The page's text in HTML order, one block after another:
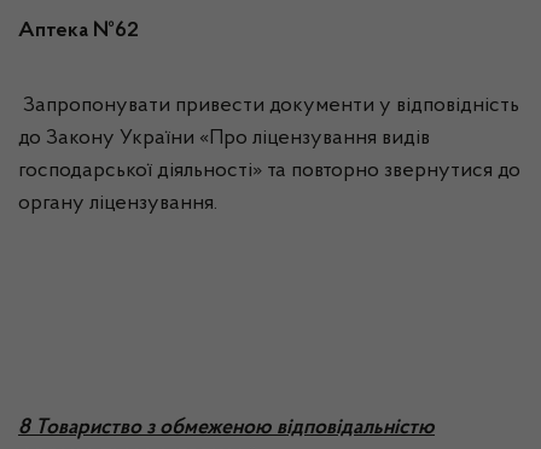
Аптека №62
Запропонувати привести документи у відповідність
до Закону України «Про ліцензування видів
господарської діяльності» та повторно звернутися до
органу ліцензування.
8 Товариство з обмеженою відповідальністю